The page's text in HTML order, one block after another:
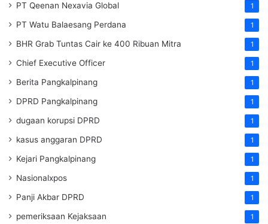
PT Qeenan Nexavia Global 1
PT Watu Balaesang Perdana 1
BHR Grab Tuntas Cair ke 400 Ribuan Mitra 1
Chief Executive Officer 1
Berita Pangkalpinang 1
DPRD Pangkalpinang 1
dugaan korupsi DPRD 1
kasus anggaran DPRD 1
Kejari Pangkalpinang 1
Nasionalxpos 1
Panji Akbar DPRD 1
pemeriksaan Kejaksaan 1